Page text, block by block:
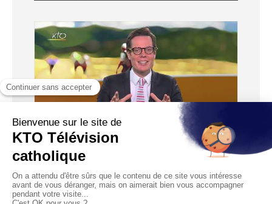
00:21
Question téléspectateurs QCM 1/4 décembre
2017
Diffusé le 04/12/2017